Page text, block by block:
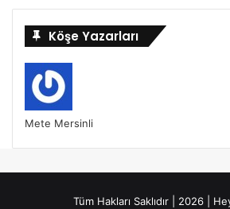
Köşe Yazarları
Mete Mersinli
Tüm Hakları Saklıdır | 2026 |